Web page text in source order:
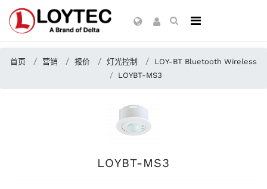
首页 营销 报价 灯光控制
LOY-BT Bluetooth Wireless
LOYBT-MS3
LOYBT-MS3